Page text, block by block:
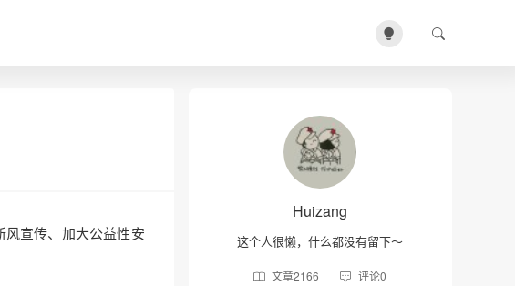
宣传、加大公益性安
Huizang
这个人很懒，什么都没有留下～
文章2166 评论0